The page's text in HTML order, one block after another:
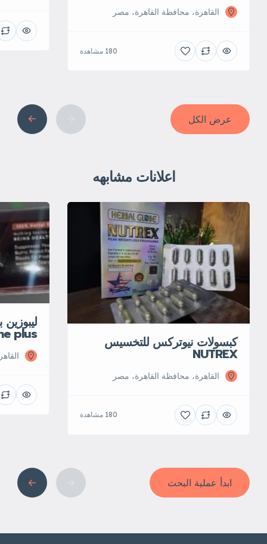
القاهرة، محافظة القاهرة‬، مصر
180 مشاهدة
عرض الكل
اعلانات مشابهه
كبسولات نيوتركس للتخسيس
NUTREX
القاهرة، محافظة القاهرة‬، مصر
180 مشاهدة
plus
ابدأ عملية البحث